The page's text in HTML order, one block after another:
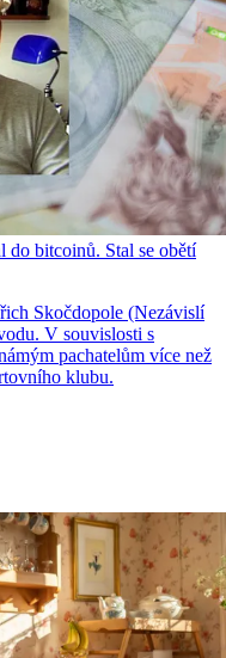
do bitcoinů. Stal se obětí
Skočdopole (Nezávislí
V souvislosti s
pachatelům více než
klubu.